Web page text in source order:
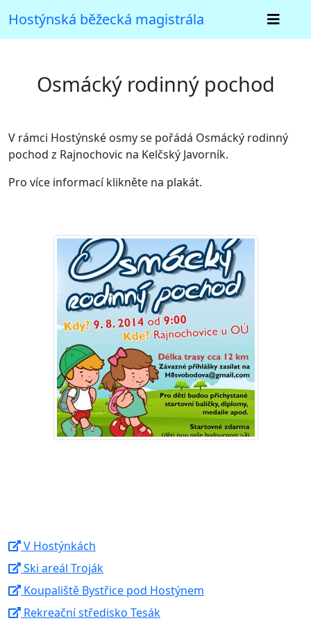
Hostýnská běžecká magistrála
Osmácký rodinný pochod
V rámci Hostýnské osmy se pořádá Osmácký rodinný
pochod z Rajnochovic na Kelčský Javorník.
Pro více informací klikněte na plakát.
V Hostýnkách
Ski areál Troják
Koupaliště Bystřice pod Hostýnem
Rekreační středisko Tesák